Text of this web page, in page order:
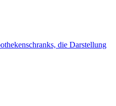
die Darstellung